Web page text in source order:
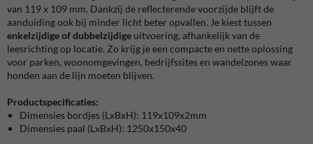
van 119 x 109 mm. Dankzij de reflecterende voorzijde blijft de
aanduiding ook bij minder licht beter opvallen. Je kiest tussen
enkelzijdige of dubbelzijdige uitvoering, afhankelijk van de
leesrichting op locatie. Zo krijg je een compacte en nette oplossing
voor parken, woonomgevingen, bedrijfssites en wandelzones waar
honden aan de lijn moeten blijven.
Productspecificaties:
Dimensies bordjes (LxBxH): 119x109x2mm
Dimensies paal (LxBxH): 1250x150x40